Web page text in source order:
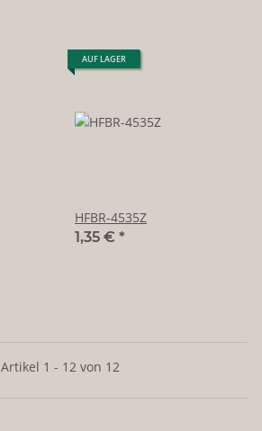
AUF LAGER
HFBR-4535Z
1,35 € *
Artikel 1 - 12 von 12